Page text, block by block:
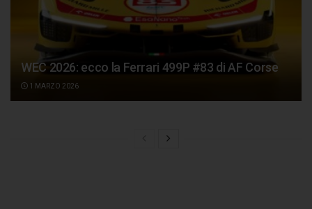
WEC 2026: ecco la Ferrari 499P #83 di AF Corse
1 MARZO 2026